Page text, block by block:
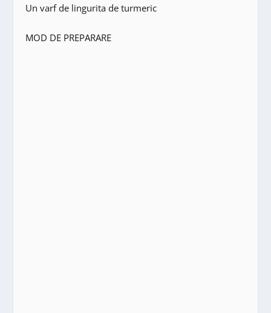
Un varf de lingurita de turmeric
MOD DE PREPARARE